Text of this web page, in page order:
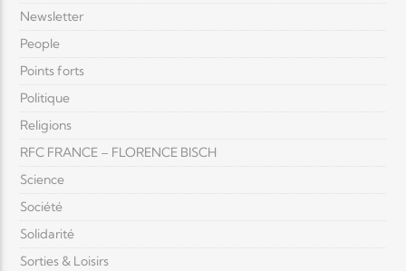
Newsletter
People
Points forts
Politique
Religions
RFC FRANCE – FLORENCE BISCH
Science
Société
Solidarité
Sorties & Loisirs